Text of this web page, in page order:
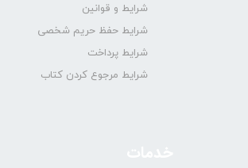
شرایط و قوانین
شرایط حفظ حریم شخصی
شرایط پرداخت
شرایط مرجوع کردن کتاب